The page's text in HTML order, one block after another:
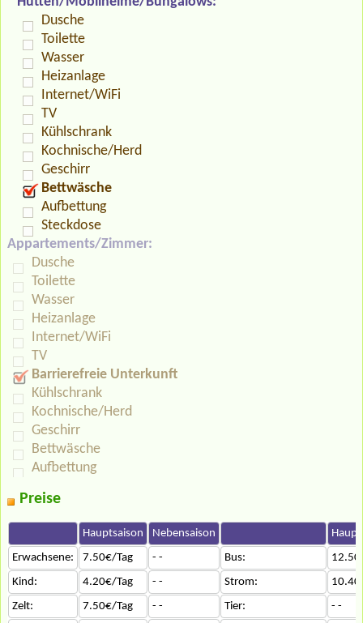
Dusche
Toilette
Wasser
Heizanlage
Internet/WiFi
TV
Kühlschrank
Kochnische/Herd
Geschirr
Bettwäsche
Aufbettung
Steckdose
Appartements/Zimmer:
Dusche
Toilette
Wasser
Heizanlage
Internet/WiFi
TV
Barrierefreie Unterkunft
Kühlschrank
Kochnische/Herd
Geschirr
Bettwäsche
Aufbettung
Preise
Hauptsaison Nebensaison
Erwachsene:
7.50€/Tag - - Bus:
Kind:
4.20€/Tag - - Strom:
Zelt:
7.50€/Tag - - Tier:
- -